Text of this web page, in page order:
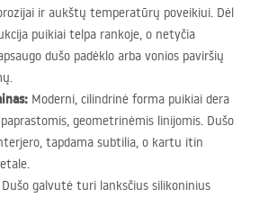
ir aukštų temperatūrų poveikiui. Dėl
puikiai telpa rankoje, o netyčia
dušo padėklo arba vonios paviršių
Moderni, cilindrinė forma puikiai dera
geometrinėmis linijomis. Dušo
tapdama subtilia, o kartu itin
Dušo galvutė turi lanksčius silikoninius